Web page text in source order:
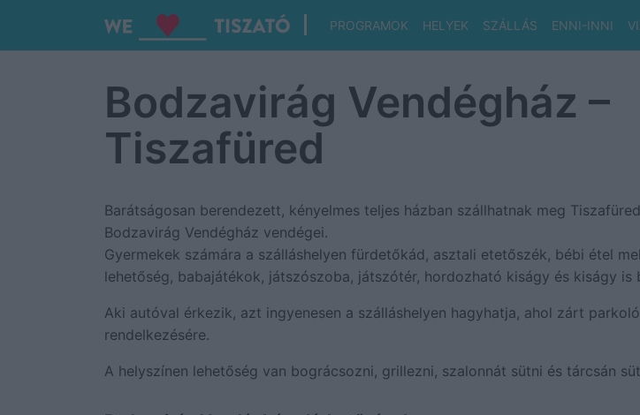
PROGRAMOK HELYEK SZÁLLÁS ENNI-INNI
Bodzavirág Vendégház –
Tiszafüred
Barátságosan berendezett, kényelmes teljes házban szállhatnak meg
Bodzavirág Vendégház vendégei.
Gyermekek számára a szálláshelyen fürdetőkád, asztali etetőszék, bébi étel
lehetőség, babajátékok, játszószoba, játszótér, hordozható kiságy és kiságy
Aki autóval érkezik, azt ingyenesen a szálláshelyen hagyhatja, ahol zárt
rendelkezésére.
A helyszínen lehetőség van bográcsozni, grillezni, szalonnát sütni és tárcsán